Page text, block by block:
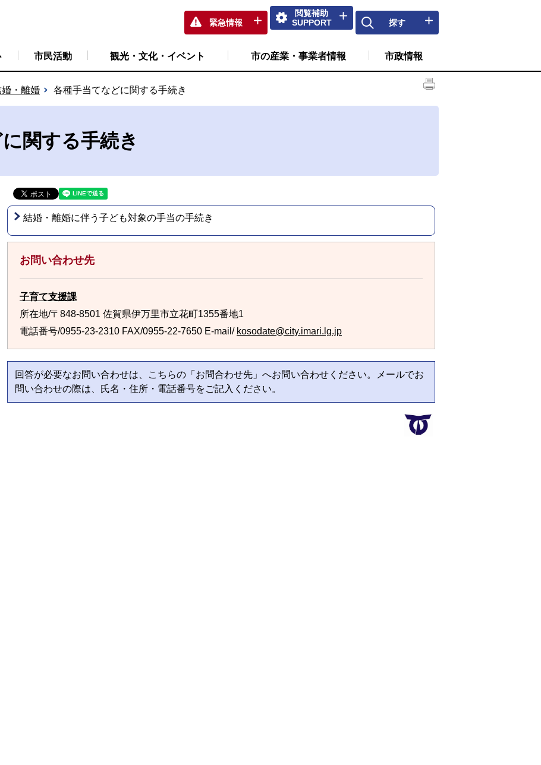
緊急情報
閲覧補助
SUPPORT
探す
市民活動 観光・文化・イベント 市の産業・事業者情報 市政情報
婚・離婚 各種手当てなどに関する手続き
関する手続き
結婚・離婚に伴う子ども対象の手当の手続き
お問い合わせ先
子育て支援課
所在地/〒848-8501 佐賀県伊万里市立花町1355番地1
電話番号/0955-23-2310 FAX/0955-22-7650 E-mail/ kosodate@city.imari.lg.jp
回答が必要なお問い合わせは、こちらの「お問合わせ先」へお問い合わせください。メールでお
問い合わせの際は、氏名・住所・電話番号をご記入ください。